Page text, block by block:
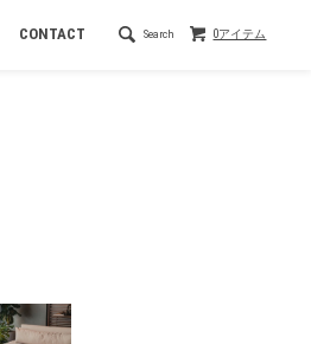
0アイテム
Search
CONTACT